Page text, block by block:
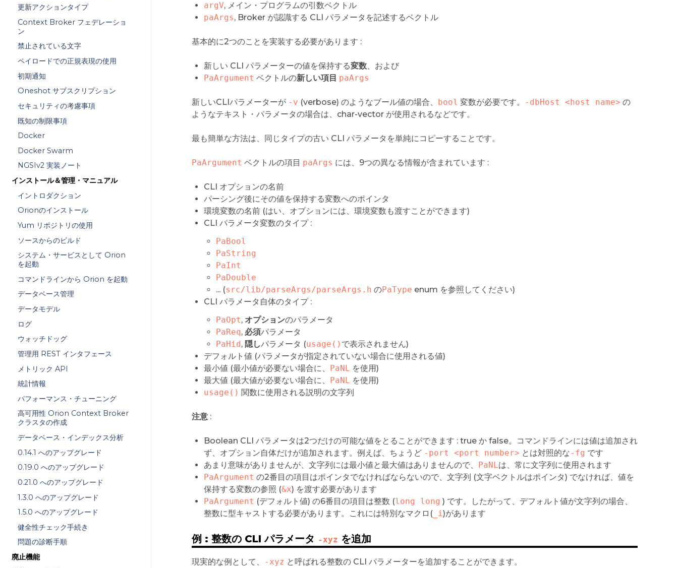
更新アクションタイプ
Context Broker フェデレーショ
ン
禁止されている文字
ペイロードでの正規表現の使用
初期通知
Oneshot サブスクリプション
セキュリティの考慮事項
既知の制限事項
Docker
Docker Swarm
NGSIv2 実装ノート
インストール＆管理・マニュアル
イントロダクション
Orionのインストール
Yum リポジトリの使用
ソースからのビルド
システム・サービスとして Orion
を起動
コマンドラインから Orion を起動
データベース管理
データモデル
ログ
ウォッチドッグ
管理用 REST インタフェース
メトリック API
統計情報
パフォーマンス・チューニング
高可用性 Orion Context Broker
クラスタの作成
データベース・インデックス分析
0.14.1 へのアップグレード
0.19.0 へのアップグレード
0.21.0 へのアップグレード
1.3.0 へのアップグレード
1.5.0 へのアップグレード
健全性チェック手続き
問題の診断手順
廃止機能
argV, メイン・プログラムの引数ベクトル
paArgs, Broker が認識する CLI パラメータを記述するベクトル
基本的に2つのことを実装する必要があります :
新しい CLI パラメーターの値を保持する変数、および
PaArgument ベクトルの新しい項目 paArgs
新しいCLIパラメーターが -v (verbose) のようなブール値の場合、 bool 変数が必要です。 -dbHost <host name> の
ようなテキスト・パラメータの場合は、char-vector が使用されるなどです。
最も簡単な方法は、同じタイプの古い CLI パラメータを単純にコピーすることです。
PaArgument ベクトルの項目 paArgs には、9つの異なる情報が含まれています :
CLI オプションの名前
パーシング後にその値を保持する変数へのポインタ
環境変数の名前 (はい、オプションには、環境変数も渡すことができます)
CLI パラメータ変数のタイプ :
PaBool
PaString
PaInt
PaDouble
... (src/lib/parseArgs/parseArgs.h のPaType enum を参照してください)
CLI パラメータ自体のタイプ :
PaOpt, オプションのパラメータ
PaReq, 必須パラメータ
PaHid, 隠しパラメータ (usage() で表示されません)
デフォルト値 (パラメータが指定されていない場合に使用される値)
最小値 (最小値が必要ない場合に、 PaNL を使用)
最大値 (最大値が必要ない場合に、 PaNL を使用)
usage() 関数に使用される説明の文字列
注意:
Boolean CLI パラメータは2つだけの可能な値をとることができます : true か false。コマンドラインには値は追加され
ず、オプション自体だけが追加されます。例えば、ちょうど -port <port number> とは対照的な-fg です
あまり意味がありませんが、文字列には最小値と最大値はありませんので、 PaNLは、常に文字列に使用されます
PaArgument の2番目の項目はポインタでなければならないので、文字列 (文字ベクトルはポインタ) でなければ、値を
保持する変数の参照 (&x) を渡す必要があります
PaArgument (デフォルト値) の6番目の項目は整数 (long long ) です。したがって、デフォルト値が文字列の場合、
整数に型キャストする必要があります。これには特別なマクロ(_i)があります
例 : 整数の CLI パラメータ -xyz を追加
現実的な例として、 -xyz と呼ばれる整数の CLI パラメーターを追加することができます。